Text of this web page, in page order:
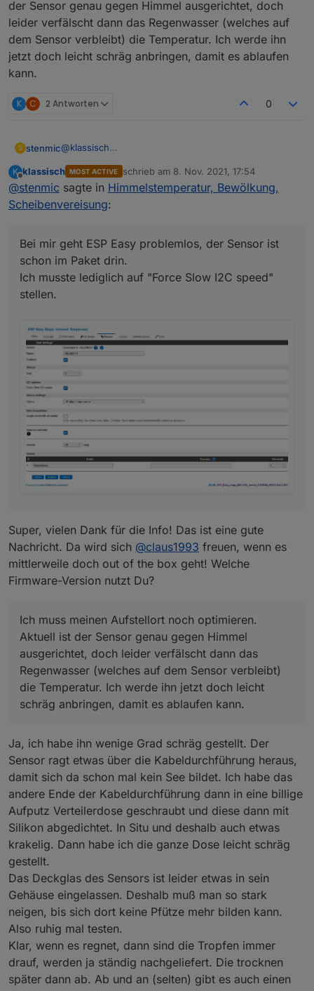
der Sensor genau gegen Himmel ausgerichtet, doch
leider verfälscht dann das Regenwasser (welches auf
dem Sensor verbleibt) die Temperatur. Ich werde ihn
jetzt doch leicht schräg anbringen, damit es ablaufen
kann.
K C 2 Antworten 0
S stenmic@klassisch
Bei mir geht ESP Easy problemlos, der Sensor ist
schon im Paket drin.
Ich musste lediglich auf "Force Slow I2C speed"
Ich muss meinen Aufstellort noch optimieren. Aktuell
ist der Sensor genau gegen Himmel ausgerichtet,
doch leider verfälscht dann das Regenwasser
(welches auf dem Sensor verbleibt) die Temperatur.
Ich werde ihn jetzt doch leicht schräg anbringen,
damit es ablaufen kann.
K
Offline
klassisch MOST ACTIVE schrieb am 8. Nov. 2021, 17:54
zuletzt editiert von
@stenmic sagte in Himmelstemperatur, Bewölkung,
Scheibenvereisung:
Bei mir geht ESP Easy problemlos, der Sensor ist
schon im Paket drin.
Ich musste lediglich auf "Force Slow I2C speed"
stellen.
Super, vielen Dank für die Info! Das ist eine gute
Nachricht. Da wird sich @claus1993 freuen, wenn es
mittlerweile doch out of the box geht! Welche
Firmware-Version nutzt Du?
Ich muss meinen Aufstellort noch optimieren.
Aktuell ist der Sensor genau gegen Himmel
ausgerichtet, doch leider verfälscht dann das
Regenwasser (welches auf dem Sensor verbleibt)
die Temperatur. Ich werde ihn jetzt doch leicht
schräg anbringen, damit es ablaufen kann.
Ja, ich habe ihn wenige Grad schräg gestellt. Der
Sensor ragt etwas über die Kabeldurchführung heraus,
damit sich da schon mal kein See bildet. Ich habe das
andere Ende der Kabeldurchführung dann in eine billige
Aufputz Verteilerdose geschraubt und diese dann mit
Silikon abgedichtet. In Situ und deshalb auch etwas
krakelig. Dann habe ich die ganze Dose leicht schräg
gestellt.
Das Deckglas des Sensors ist leider etwas in sein
Gehäuse eingelassen. Deshalb muß man so stark
neigen, bis sich dort keine Pfütze mehr bilden kann.
Also ruhig mal testen.
Klar, wenn es regnet, dann sind die Tropfen immer
drauf, werden ja ständig nachgeliefert. Die trocknen
später dann ab. Ab und an (selten) gibt es auch einen